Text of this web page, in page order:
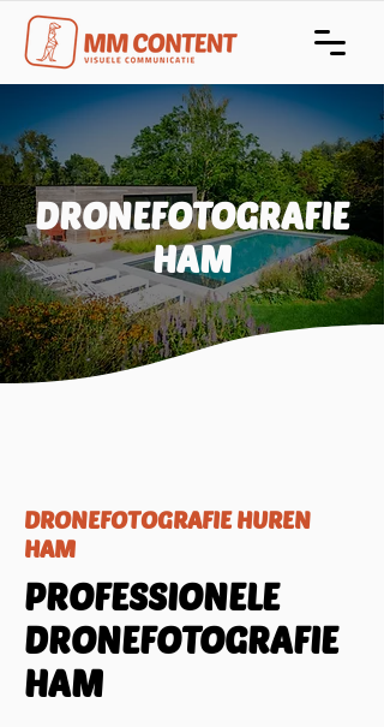
DRONEFOTOGRAFIE
HAM
DRONEFOTOGRAFIE HUREN
HAM
PROFESSIONELE
DRONEFOTOGRAFIE
HAM